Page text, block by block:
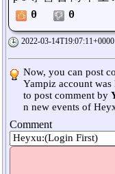
0
0
2022-03-14T19:07:11+0000
Now, you can post
Yampiz account
to post comment by
n new events of
Comment